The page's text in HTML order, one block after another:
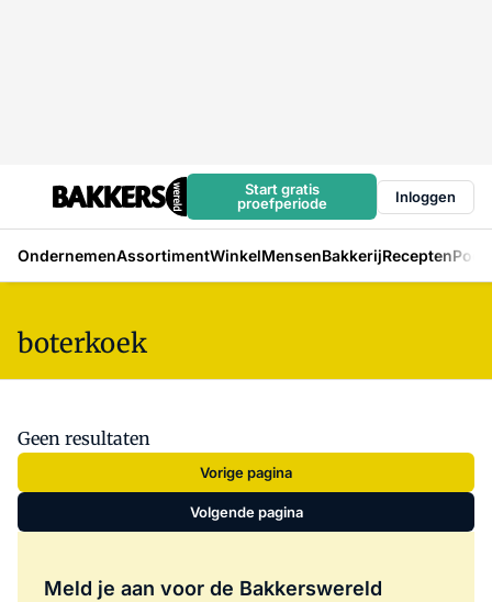
Start gratis
proefperiode
Inloggen
OndernemenAssortimentWinkelMensenBakkerijRecepten
boterkoek
Geen resultaten
Vorige pagina
Volgende pagina
Meld je aan voor de Bakkerswereld